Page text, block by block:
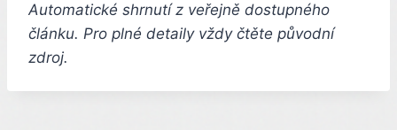
Automatické shrnutí z veřejně dostupného
článku. Pro plné detaily vždy čtěte původní
zdroj.